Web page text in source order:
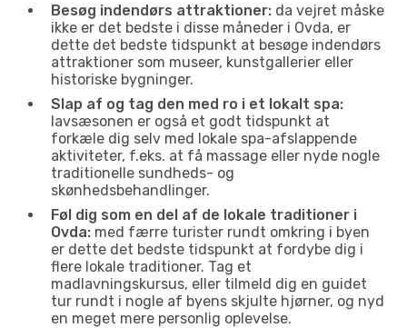
Besøg indendørs attraktioner: da vejret måske
ikke er det bedste i disse måneder i Ovda, er
dette det bedste tidspunkt at besøge indendørs
attraktioner som museer, kunstgallerier eller
historiske bygninger.
Slap af og tag den med ro i et lokalt spa:
lavsæsonen er også et godt tidspunkt at
forkæle dig selv med lokale spa-afslappende
aktiviteter, f.eks. at få massage eller nyde nogle
traditionelle sundheds- og
skønhedsbehandlinger.
Føl dig som en del af de lokale traditioner i
Ovda: med færre turister rundt omkring i byen
er dette det bedste tidspunkt at fordybe dig i
flere lokale traditioner. Tag et
madlavningskursus, eller tilmeld dig en guidet
tur rundt i nogle af byens skjulte hjørner, og nyd
en meget mere personlig oplevelse.